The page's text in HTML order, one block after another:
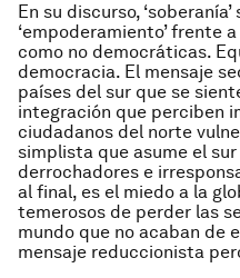
En su discurso,
‘empoderamiento’ frente
como no democráticas.
democracia. El mensaje
países del sur que se
integración que perciben
ciudadanos del norte
simplista que asume el
derrochadores e
al final, es el miedo a la
temerosos de perder las
mundo que no acaban de
mensaje reduccionista